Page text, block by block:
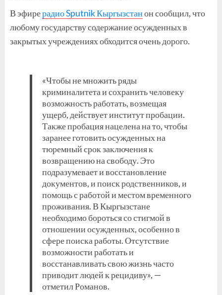
В эфирерадио Sputnik Кыргызстанон сообщил, что
любому государству содержание осужденных в
закрытых учреждениях обходится очень дорого.
«Чтобы не множить ряды
криминалитета и сохранить человеку
возможность работать, возмещая
ущерб, действует институт пробации.
Также пробация нацелена на то, чтобы
заранее готовить осужденных на
тюремный срок заключения к
возвращению на свободу. Это
подразумевает и восстановление
документов, и поиск родственников, и
помощь с работой и местом временного
проживания. В Кыргызстане
необходимо бороться со стигмой в
отношении осужденных, особенно в
сфере поиска работы. Отсутствие
возможности работать и
восстанавливать свою жизнь часто
приводит людей к рецидиву», —
отметил Романов.